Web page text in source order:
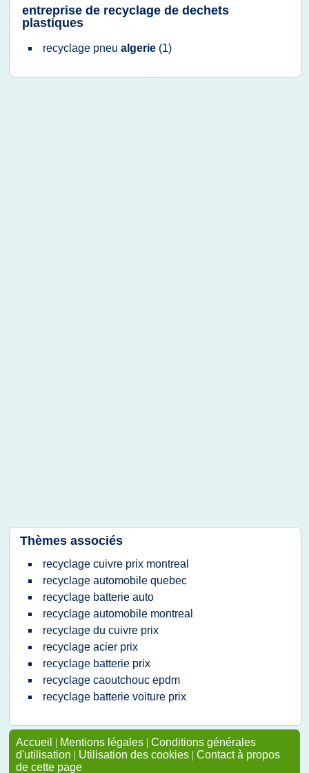
entreprise de recyclage de dechets
plastiques
recyclage pneu algerie (1)
Thèmes associés
recyclage cuivre prix montreal
recyclage automobile quebec
recyclage batterie auto
recyclage automobile montreal
recyclage du cuivre prix
recyclage acier prix
recyclage batterie prix
recyclage caoutchouc epdm
recyclage batterie voiture prix
Accueil | Mentions légales | Conditions générales
d'utilisation | Utilisation des cookies | Contact à propos
de cette page